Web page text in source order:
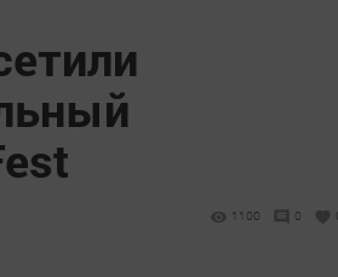
1100 0